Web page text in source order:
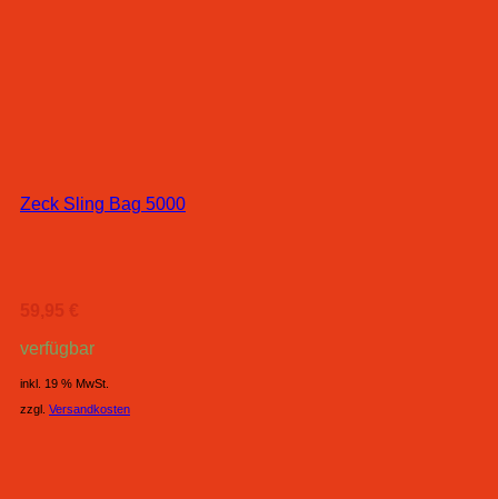
Zeck Sling Bag 5000
59,95 €
verfügbar
inkl. 19 % MwSt.
zzgl. Versandkosten